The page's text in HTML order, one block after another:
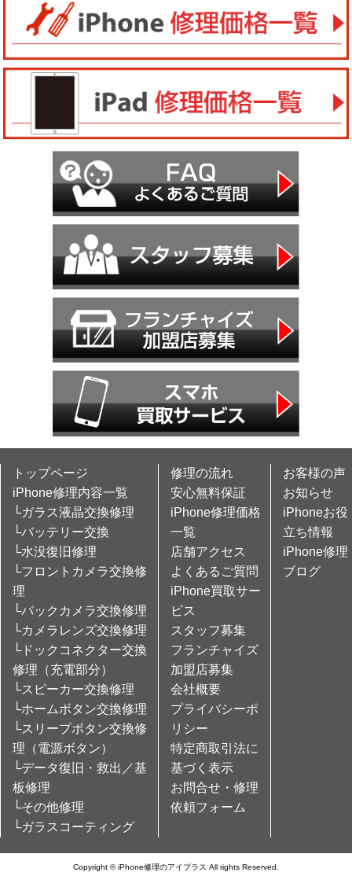
トップページ
iPhone修理内容一覧
└ガラス液晶交換修理
└バッテリー交換
└水没復旧修理
└フロントカメラ交換修
理
└バックカメラ交換修理
└カメラレンズ交換修理
└ドックコネクター交換
修理（充電部分）
└スピーカー交換修理
└ホームボタン交換修理
└スリープボタン交換修
理（電源ボタン）
└データ復旧・救出／基
板修理
└その他修理
└ガラスコーティング
修理の流れ
安心無料保証
iPhone修理価格
一覧
店舗アクセス
よくあるご質問
iPhone買取サー
ビス
スタッフ募集
フランチャイズ
加盟店募集
会社概要
プライバシーポ
リシー
特定商取引法に
基づく表示
お問合せ・修理
依頼フォーム
お客様の声
お知らせ
iPhoneお役
立ち情報
iPhone修理
ブログ
Copyright © iPhone修理のアイプラス All rights Reserved.